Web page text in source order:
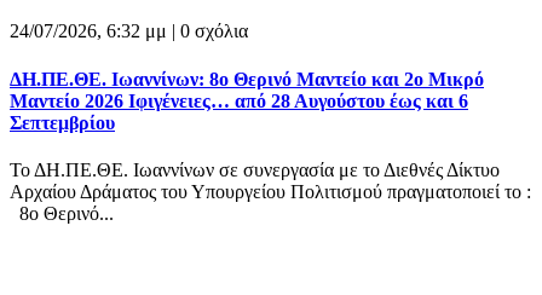
24/07/2026, 6:32 μμ | 0 σχόλια
ΔΗ.ΠΕ.ΘΕ. Ιωαννίνων: 8ο Θερινό Μαντείο και 2ο Μικρό
Μαντείο 2026 Ιφιγένειες… από 28 Αυγούστου έως και 6
Σεπτεμβρίου
Το ΔΗ.ΠΕ.ΘΕ. Ιωαννίνων σε συνεργασία με το Διεθνές Δίκτυο
Αρχαίου Δράματος του Υπουργείου Πολιτισμού πραγματοποιεί το :
8ο Θερινό...